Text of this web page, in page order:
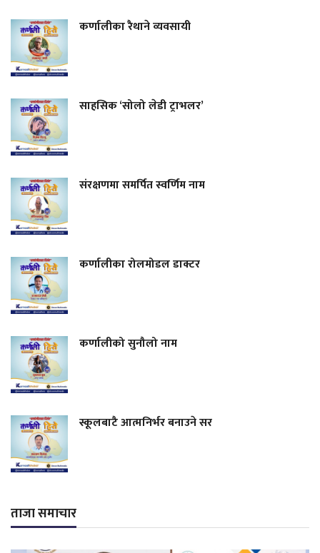
कर्णालीका रैथाने व्यवसायी
साहसिक ‘सोलो लेडी ट्राभलर’
संरक्षणमा समर्पित स्वर्णिम नाम
कर्णालीका रोलमोडल डाक्टर
कर्णालीको सुनौलो नाम
स्कूलबाटै आत्मनिर्भर बनाउने सर
ताजा समाचार